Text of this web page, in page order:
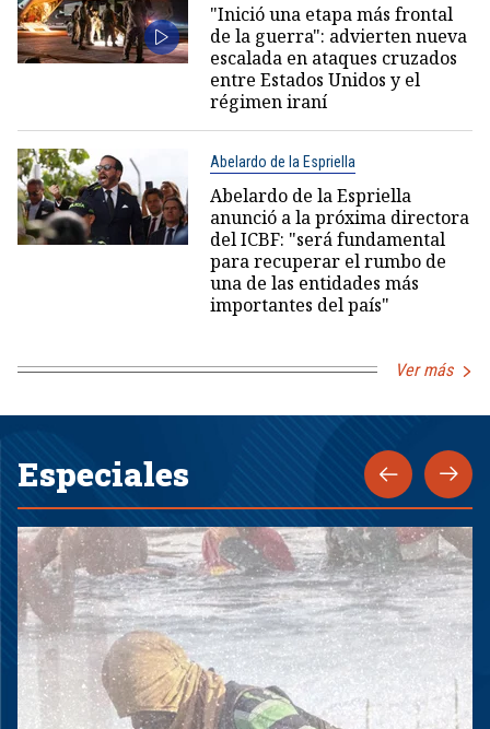
"Inició una etapa más frontal
de la guerra": advierten nueva
escalada en ataques cruzados
entre Estados Unidos y el
régimen iraní
Abelardo de la Espriella
Abelardo de la Espriella
anunció a la próxima directora
del ICBF: "será fundamental
para recuperar el rumbo de
una de las entidades más
importantes del país"
Ver más
Especiales